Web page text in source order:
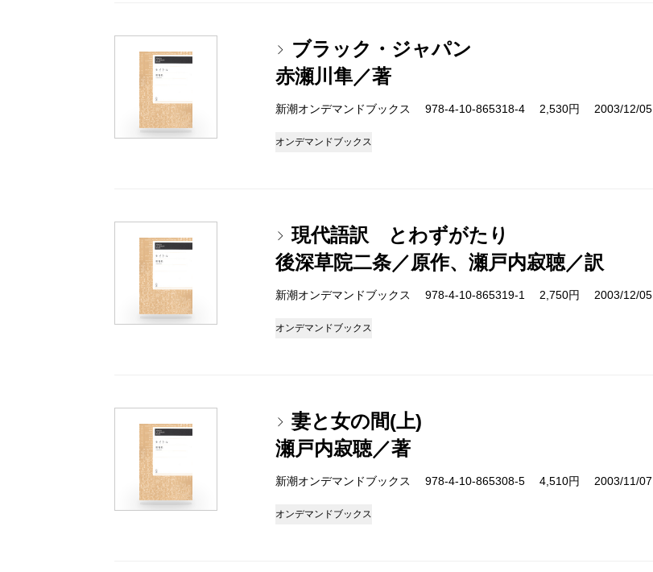
ブラック・ジャパン
赤瀬川隼／著
新潮オンデマンドブックス 978-4-10-865318-4 2,530円 2003/12/05
オンデマンドブックス
現代語訳 とわずがたり
後深草院二条／原作、瀬戸内寂聴／訳
新潮オンデマンドブックス 978-4-10-865319-1 2,750円 2003/12/05
オンデマンドブックス
妻と女の間(上)
瀬戸内寂聴／著
新潮オンデマンドブックス 978-4-10-865308-5 4,510円 2003/11/07
オンデマンドブックス